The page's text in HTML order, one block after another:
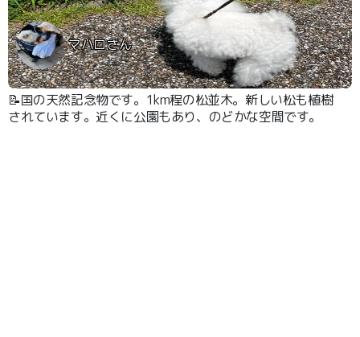
マハロさん
📝国の天然記念物です。1km程の松並木。新しい松も植樹
されています。近くに公園もあり、のどかな空間です。